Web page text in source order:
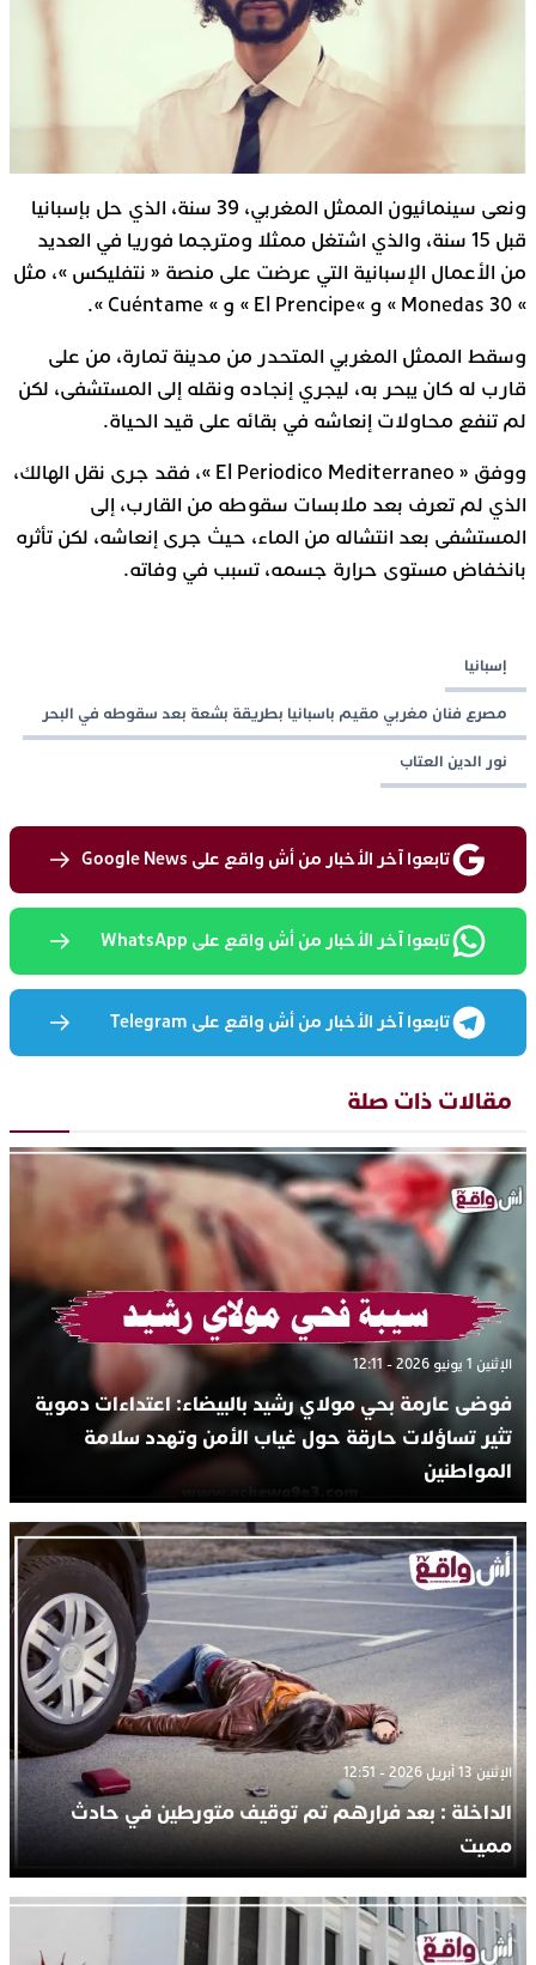
ونعى سينمائيون الممثل المغربي، 39 سنة، الذي حل بإسبانيا
قبل 15 سنة، والذي اشتغل ممثلا ومترجما فوريا في العديد
من الأعمال الإسبانية التي عرضت على منصة « نتفليكس »، مثل
» 30 Monedas » و »El Prencipe » و » Cuéntame ».
وسقط الممثل المغربي المتحدر من مدينة تمارة، من على
قارب له كان يبحر به، ليجري إنجاده ونقله إلى المستشفى، لكن
لم تنفع محاولات إنعاشه في بقائه على قيد الحياة.
ووفق « El Periodico Mediterraneo »، فقد جرى نقل الهالك،
الذي لم تعرف بعد ملابسات سقوطه من القارب، إلى
المستشفى بعد انتشاله من الماء، حيث جرى إنعاشه، لكن تأثره
بانخفاض مستوى حرارة جسمه، تسبب في وفاته.
إسبانيا
مصرع فنان مغربي مقيم باسبانيا بطريقة بشعة بعد سقوطه في البحر
نور الدين العتاب
تابعوا آخر الأخبار من أش واقع على Google News
تابعوا آخر الأخبار من أش واقع على WhatsApp
تابعوا آخر الأخبار من أش واقع على Telegram
مقالات ذات صلة
الإثنين 1 يونيو 2026 - 12:11
فوضى عارمة بحي مولاي رشيد بالبيضاء: اعتداءات دموية
تثير تساؤلات حارقة حول غياب الأمن وتهدد سلامة
المواطنين
الإثنين 13 أبريل 2026 - 12:51
الداخلة : بعد فرارهم تم توقيف متورطين في حادث
مميت